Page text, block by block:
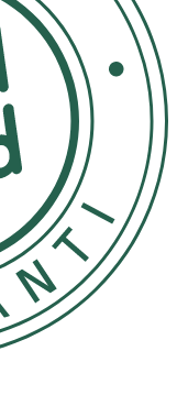
polyetenfilm.